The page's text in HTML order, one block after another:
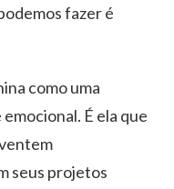
fazer é
como uma
É ela que
seus projetos